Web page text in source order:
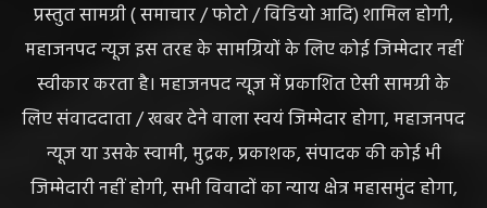
प्रस्तुत सामग्री ( समाचार / फोटो / विडियो आदि) शामिल होगी,
महाजनपद न्यूज इस तरह के सामग्रियों के लिए कोई जिम्मेदार नहीं
स्वीकार करता है। महाजनपद न्यूज में प्रकाशित ऐसी सामग्री के
लिए संवाददाता / खबर देने वाला स्वयं जिम्मेदार होगा, महाजनपद
न्यूज या उसके स्वामी, मुद्रक, प्रकाशक, संपादक की कोई भी
जिम्मेदारी नहीं होगी, सभी विवादों का न्याय क्षेत्र महासमुंद होगा,